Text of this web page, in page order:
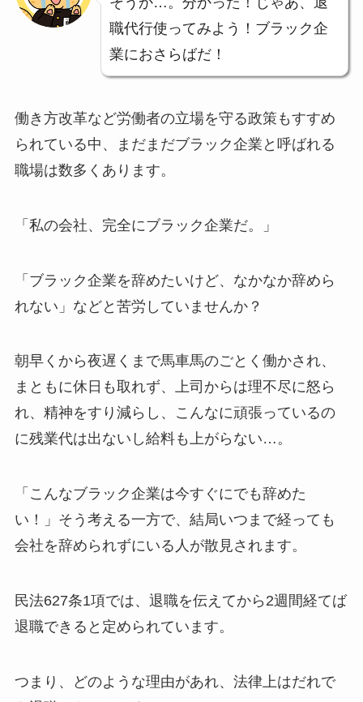
職代行使ってみよう！ブラック企
業におさらばだ！
働き方改革など労働者の立場を守る政策もすすめ
られている中、まだまだブラック企業と呼ばれる
職場は数多くあります。
「私の会社、完全にブラック企業だ。」
「ブラック企業を辞めたいけど、なかなか辞めら
れない」などと苦労していませんか？
朝早くから夜遅くまで馬車馬のごとく働かされ、
まともに休日も取れず、上司からは理不尽に怒ら
れ、精神をすり減らし、こんなに頑張っているの
に残業代は出ないし給料も上がらない…。
「こんなブラック企業は今すぐにでも辞めた
い！」そう考える一方で、結局いつまで経っても
会社を辞められずにいる人が散見されます。
民法627条1項では、退職を伝えてから2週間経てば
退職できると定められています。
つまり、どのような理由があれ、法律上はだれで